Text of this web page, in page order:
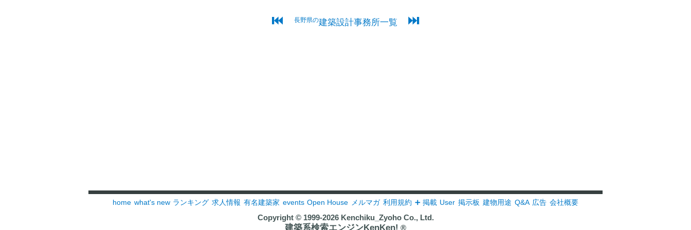
⏮ 長野県の建築設計事務所一覧 ⏭
home what's new ランキング 求人情報 有名建築家 events Open House メルマガ 利用規約 ➕ 掲載 User 掲示板 建物用途 Q&A 広告 会社概要
Copyright © 1999-2026 Kenchiku_Zyoho Co., Ltd.
建築系検索エンジンKenKen! ®